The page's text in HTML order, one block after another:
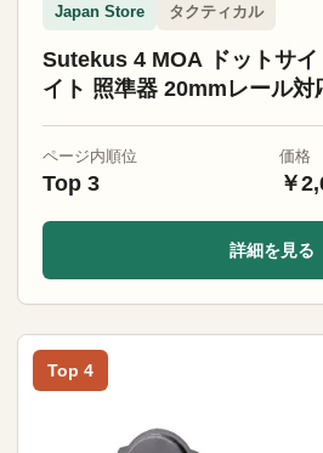
Japan Store タクティカル
Sutekus 4 MOA ドットサ
イト 照準器 20mmレール対
ページ内順位
Top 3
価格
￥
詳細を見る
Top 4